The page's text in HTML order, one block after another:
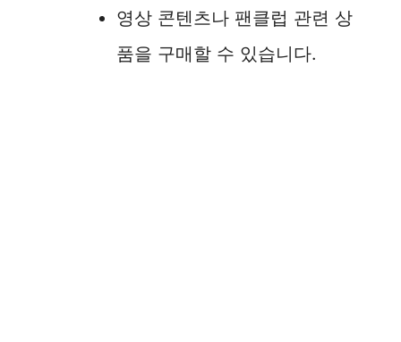
영상 콘텐츠나 팬클럽 관련 상
품을 구매할 수 있습니다.